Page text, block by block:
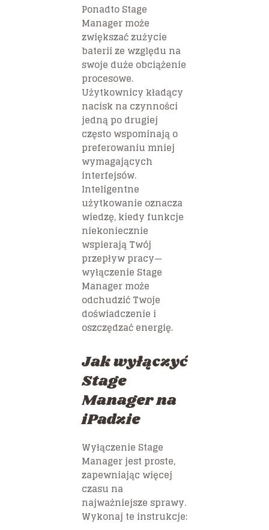
Ponadto Stage
Manager może
zwiększać zużycie
baterii ze względu na
swoje duże obciążenie
procesowe.
Użytkownicy kładący
nacisk na czynności
jedną po drugiej
często wspominają o
preferowaniu mniej
wymagających
interfejsów.
Inteligentne
użytkowanie oznacza
wiedzę, kiedy funkcje
niekoniecznie
wspierają Twój
przepływ pracy—
wyłączenie Stage
Manager może
odchudzić Twoje
doświadczenie i
oszczędzać energię.
Jak wyłączyć
Stage
Manager na
iPadzie
Wyłączenie Stage
Manager jest proste,
zapewniając więcej
czasu na
najważniejsze sprawy.
Wykonaj te instrukcje: